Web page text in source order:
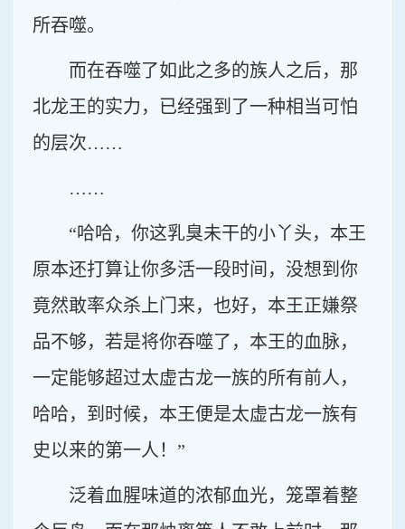
所吞噬。
而在吞噬了如此之多的族人之后，那
北龙王的实力，已经强到了一种相当可怕
的层次……
……
“哈哈，你这乳臭未干的小丫头，本王
原本还打算让你多活一段时间，没想到你
竟然敢率众杀上门来，也好，本王正嫌祭
品不够，若是将你吞噬了，本王的血脉，
一定能够超过太虚古龙一族的所有前人，
哈哈，到时候，本王便是太虚古龙一族有
史以来的第一人！”
泛着血腥味道的浓郁血光，笼罩着整